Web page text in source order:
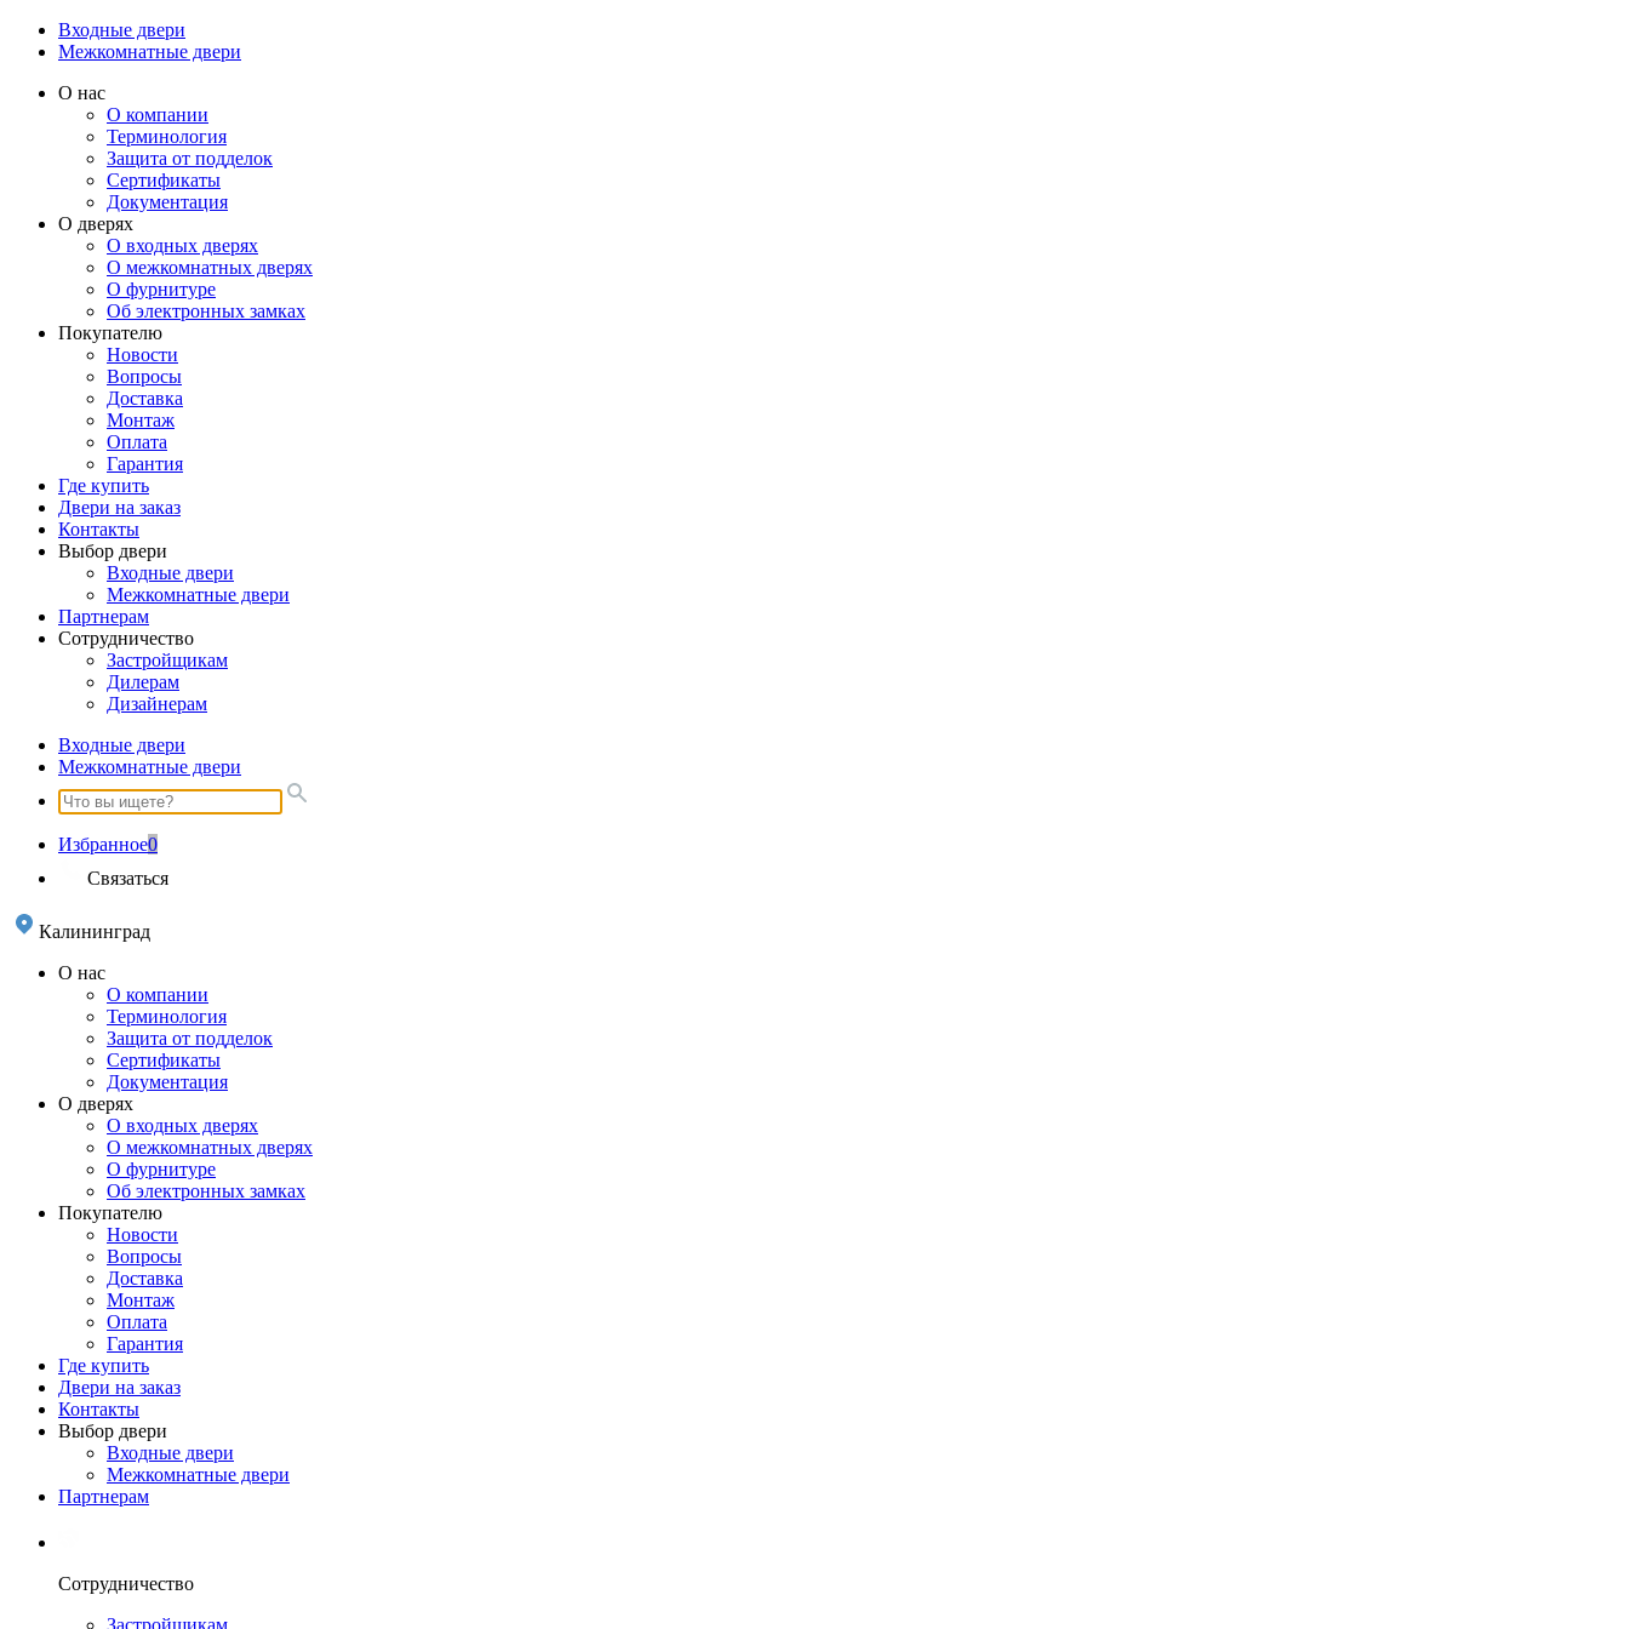
Входные двери
Межкомнатные двери
О нас
О компании
Терминология
Защита от подделок
Сертификаты
Документация
О дверях
О входных дверях
О межкомнатных дверях
О фурнитуре
Об электронных замках
Покупателю
Новости
Вопросы
Доставка
Монтаж
Оплата
Гарантия
Где купить
Двери на заказ
Контакты
Выбор двери
Входные двери
Межкомнатные двери
Партнерам
Сотрудничество
Застройщикам
Дилерам
Дизайнерам
Входные двери
Межкомнатные двери
Избранное0
Связаться
Калининград
О нас
О компании
Терминология
Защита от подделок
Сертификаты
Документация
О дверях
О входных дверях
О межкомнатных дверях
О фурнитуре
Об электронных замках
Покупателю
Новости
Вопросы
Доставка
Монтаж
Оплата
Гарантия
Где купить
Двери на заказ
Контакты
Выбор двери
Входные двери
Межкомнатные двери
Партнерам
Сотрудничество
Застройщикам